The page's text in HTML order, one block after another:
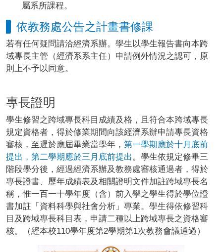
屬系所課程。
依教務處公告之計畫書修課
若有任何疑問請洽經濟系辦。學生以學生報告書向本跨
域專長主管（經濟系系主任）申請例外情況之認可，原
則上不予以同意。
專長證明
學生修習之跨域專長科目成績及格，且符合本跨域專長
規定資格者，得於修業期間向該經濟系辦申請專長資格
審核，至遲於應屆畢業當學年， 第一學期應於十月底前
提出，第二學期應於三月底前提出。學生依規定修畢三
階段學分後，經過經濟系辦及教務處審核通過者，得於
專長證書、歷年成績表及相關證明文件加註跨域專長名
稱，惟一百一十學年度（含）前入學之學生得於學位證
書加註「資料科學與社會分析」專業。學生得依修習科
目及跨域專長科目表，申請二種以上跨域專長之資格審
核。（經本校110學年度第2學期第1次教務會議通過）